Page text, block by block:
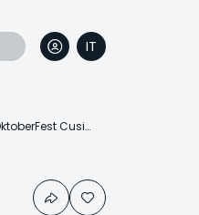
IT
EN
FR
DE
Cusio 2024